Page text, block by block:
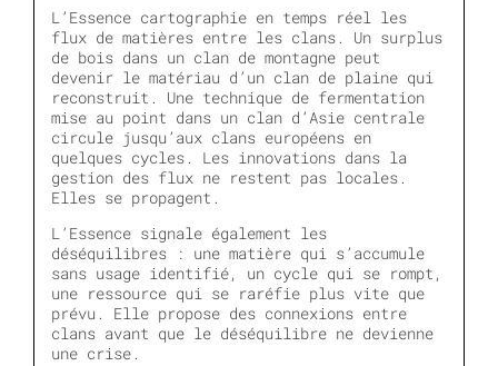
L’Essence cartographie en temps réel les
flux de matières entre les clans. Un surplus
de bois dans un clan de montagne peut
devenir le matériau d’un clan de plaine qui
reconstruit. Une technique de fermentation
mise au point dans un clan d’Asie centrale
circule jusqu’aux clans européens en
quelques cycles. Les innovations dans la
gestion des flux ne restent pas locales.
Elles se propagent.
L’Essence signale également les
déséquilibres : une matière qui s’accumule
sans usage identifié, un cycle qui se rompt,
une ressource qui se raréfie plus vite que
prévu. Elle propose des connexions entre
clans avant que le déséquilibre ne devienne
une crise.